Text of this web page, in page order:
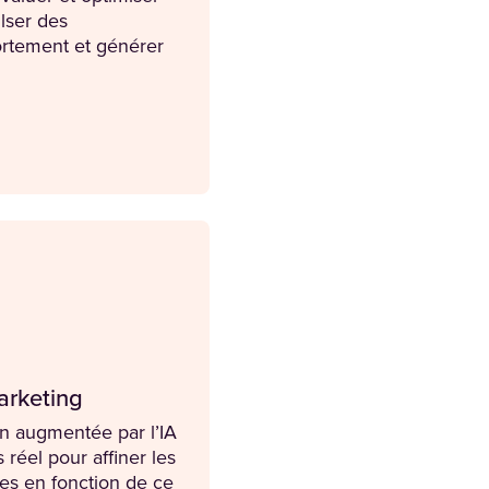
des
et générer
augmentée par l’IA
réel pour affiner les
en fonction de ce